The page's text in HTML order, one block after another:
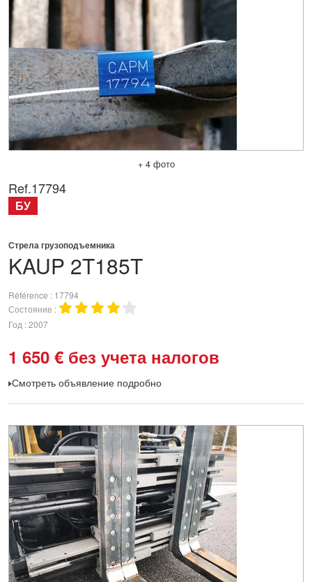
+ 4 фото
KAUP 2T185T
Стрела грузоподъемника
Référence
17794
Состояние
Год 2007
1 650 € без учета налогов
Смотреть объявление подробно
Ref.17794
БУ